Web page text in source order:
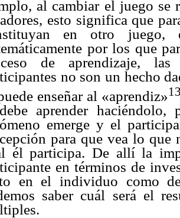
al cambiar el juego se
esto significa que
en otro juego,
por los que
de aprendizaje, las
no son un hecho
enseñar al «aprendiz»
aprender
emerge y el
para que vea lo que
él participa. De allí la
en términos de
en el individuo como
saber cuál será el